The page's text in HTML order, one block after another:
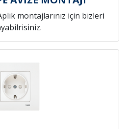
montajlarınız için bizleri